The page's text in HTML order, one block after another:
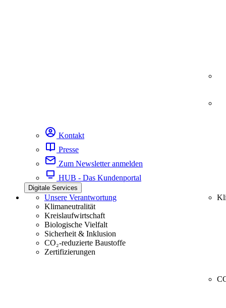
Kontakt
Presse
Zum Newsletter anmelden
HUB - Das Kundenportal
Digitale Services
Unsere Verantwortung
Klimaneutralität
Kreislaufwirtschaft
Biologische Vielfalt
Sicherheit & Inklusion
CO₂-reduzierte Baustoffe
Zertifizierungen